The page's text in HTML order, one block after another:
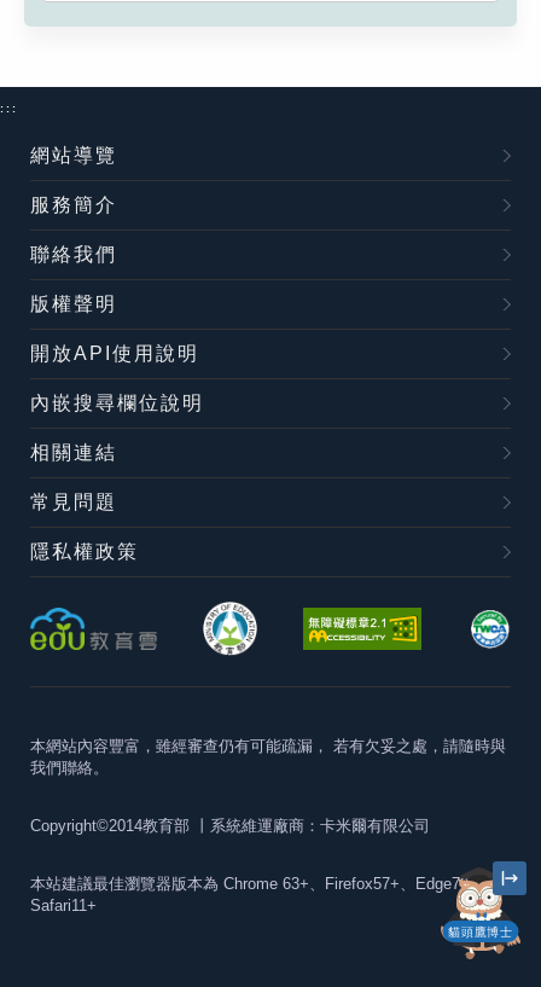
貓頭鷹博士
:::
網站導覽
服務簡介
聯絡我們
版權聲明
開放API使用說明
內嵌搜尋欄位說明
相關連結
常見問題
隱私權政策
本網站內容豐富，雖經審查仍有可能疏漏， 若有欠妥之處，請隨時與
我們聯絡。
Copyright©2014教育部 丨系統維運廠商：卡米爾有限公司
本站建議最佳瀏覽器版本為 Chrome 63+、Firefox57+、Edge79+及
Safari11+